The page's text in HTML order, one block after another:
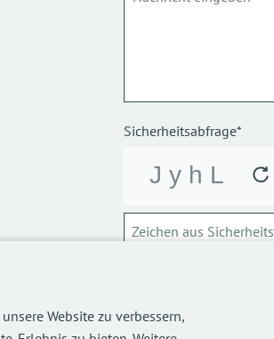
Website zu verbessern,
Sicherheitsabfrage*
Über die Verarbeitung